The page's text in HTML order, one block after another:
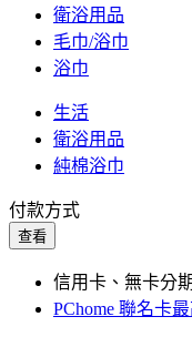
衛浴用品
毛巾/浴巾
浴巾
生活
衛浴用品
純棉浴巾
付款方式
查看
信用卡、無卡分
PChome 聯名卡